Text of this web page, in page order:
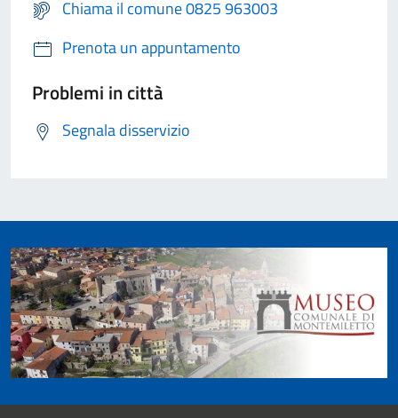
Chiama il comune 0825 963003
Prenota un appuntamento
Problemi in città
Segnala disservizio